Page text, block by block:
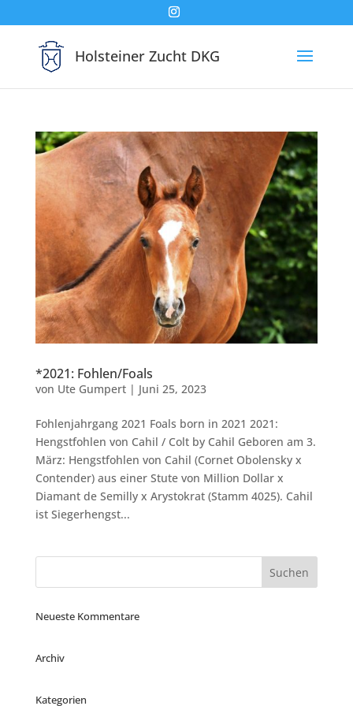
Holsteiner Zucht DKG
*2021: Fohlen/Foals
von Ute Gumpert| Juni 25, 2023
Fohlenjahrgang 2021 Foals born in 2021 2021:
Hengstfohlen von Cahil / Colt by Cahil Geboren am 3.
März: Hengstfohlen von Cahil (Cornet Obolensky x
Contender) aus einer Stute von Million Dollar x
Diamant de Semilly x Arystokrat (Stamm 4025). Cahil
ist Siegerhengst...
Neueste Kommentare
Archiv
Kategorien